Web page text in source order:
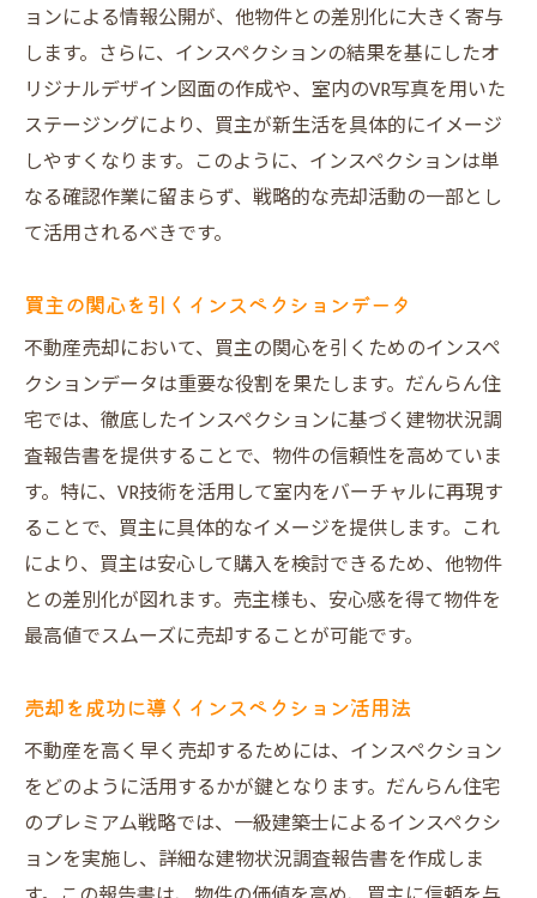
ョンによる情報公開が、他物件との差別化に大きく寄与
します。さらに、インスペクションの結果を基にしたオ
リジナルデザイン図面の作成や、室内のVR写真を用いた
ステージングにより、買主が新生活を具体的にイメージ
しやすくなります。このように、インスペクションは単
なる確認作業に留まらず、戦略的な売却活動の一部とし
て活用されるべきです。
買主の関心を引くインスペクションデータ
不動産売却において、買主の関心を引くためのインスペ
クションデータは重要な役割を果たします。だんらん住
宅では、徹底したインスペクションに基づく建物状況調
査報告書を提供することで、物件の信頼性を高めていま
す。特に、VR技術を活用して室内をバーチャルに再現す
ることで、買主に具体的なイメージを提供します。これ
により、買主は安心して購入を検討できるため、他物件
との差別化が図れます。売主様も、安心感を得て物件を
最高値でスムーズに売却することが可能です。
売却を成功に導くインスペクション活用法
不動産を高く早く売却するためには、インスペクション
をどのように活用するかが鍵となります。だんらん住宅
のプレミアム戦略では、一級建築士によるインスペクシ
ョンを実施し、詳細な建物状況調査報告書を作成しま